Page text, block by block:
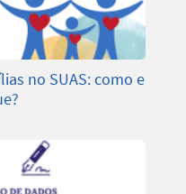
no SUAS: como e